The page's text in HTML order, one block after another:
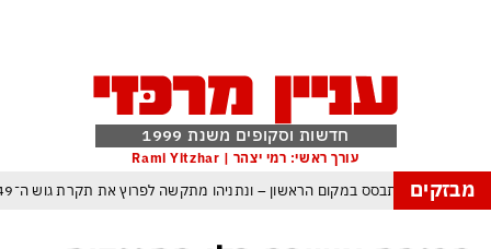
חדשות וסקופים משנת 1999
עורך ראשי: רמי יצהר | Rami Yitzhar
מבזקים
– איזנקוט מתבסס במקום הראשון – ונתניהו מתקשה לפרוץ את תקרת גוש ה־49